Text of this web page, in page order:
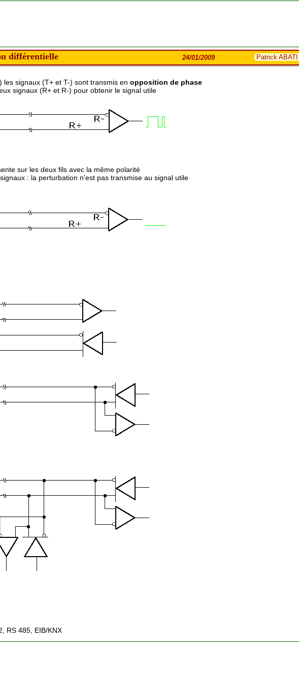
différentielle 24/01/2009 Patrick
signaux (T+ et T-) sont transmis en opposition de phase
signaux (R+ et R-) pour obtenir le signal utile
sur les deux fils avec la même polarité
: la perturbation n'est pas transmise au signal utile
RS 485, EIB/KNX